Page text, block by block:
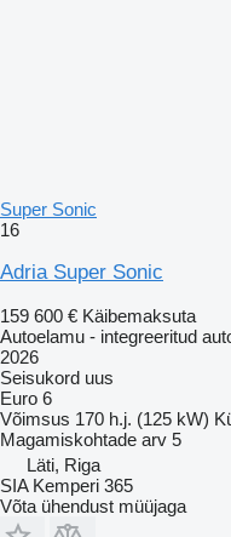
Super Sonic
16
Adria Super Sonic
159 600 € Käibemaksuta
Autoelamu - integreeritud
2026
Seisukord uus
Euro 6
Võimsus 170 h.j. (125 kW)
Magamiskohtade arv 5
Läti, Riga
SIA Kemperi 365
Võta ühendust müüjaga